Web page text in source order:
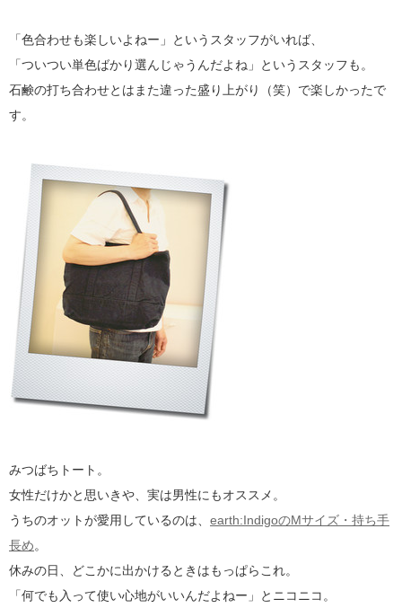
「色合わせも楽しいよねー」というスタッフがいれば、
「ついつい単色ばかり選んじゃうんだよね」というスタッフも。
石鹸の打ち合わせとはまた違った盛り上がり（笑）で楽しかったで
す。
みつばちトート。
女性だけかと思いきや、実は男性にもオススメ。
うちのオットが愛用しているのは、 earth:IndigoのMサイズ・持ち手
長め。
休みの日、どこかに出かけるときはもっぱらこれ。
「何でも入って使い心地がいいんだよねー」とニコニコ。